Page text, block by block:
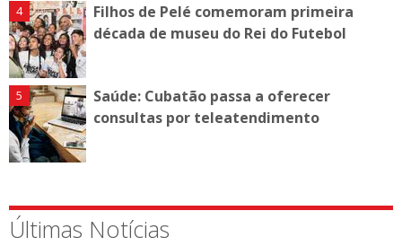
Filhos de Pelé comemoram primeira
década de museu do Rei do Futebol
Saúde: Cubatão passa a oferecer
consultas por teleatendimento
Últimas Notícias